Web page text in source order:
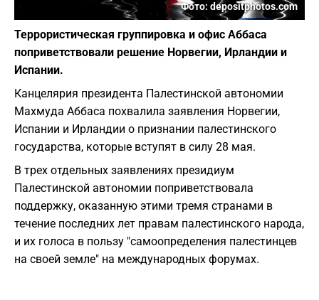
Фото: depositphotos.com
Террористическая группировка и офис Аббаса
поприветствовали решение Норвегии, Ирландии и
Испании.
Канцелярия президента Палестинской автономии
Махмуда Аббаса похвалила заявления Норвегии,
Испании и Ирландии о признании палестинского
государства, которые вступят в силу 28 мая.
В трех отдельных заявлениях президиум
Палестинской автономии поприветствовала
поддержку, оказанную этими тремя странами в
течение последних лет правам палестинского народа,
и их голоса в пользу "самоопределения палестинцев
на своей земле" на международных форумах.